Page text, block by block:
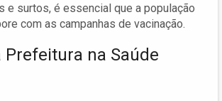
e surtos, é essencial que a população
com as campanhas de vacinação.
Prefeitura na Saúde